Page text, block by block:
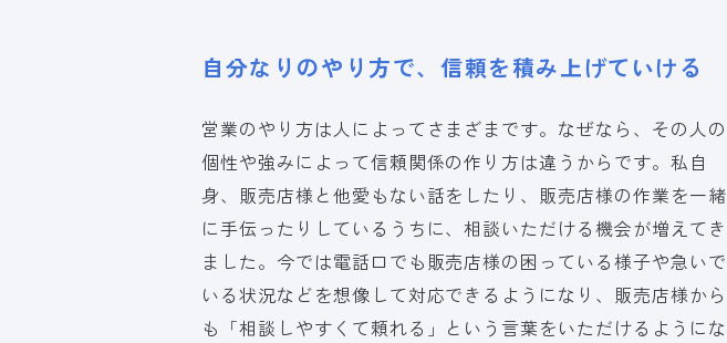
自分なりのやり方で、 信頼を積み上げていける
営業のやり方は人によってさまざまです。なぜなら、その人の
個性や強みによって信頼関係の作り方は違うからです。私自
身、販売店様と他愛もない話をしたり、販売店様の作業を一緒
に手伝ったりしているうちに、相談いただける機会が増えてき
ました。今では電話口でも販売店様の困っている様子や急いで
いる状況などを想像して対応できるようになり、販売店様から
も「相談しやすくて頼れる」という言葉をいただけるようにな